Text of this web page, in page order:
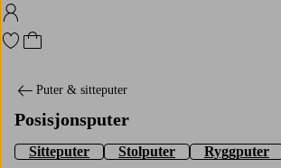
Logg på Homeroom
Gå til favorittmerkede produkter
Gå til handlekurven
Puter & sitteputer
Posisjonsputer
Sitteputer Stolputer Ryggputer